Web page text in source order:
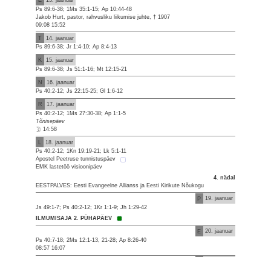
Ps 89:6-38; 1Ms 35:1-15; Ap 10:44-48
Jakob Hurt, pastor, rahvusliku liikumise juhte, † 1907
09:08 15:52
T
14. jaanuar
Ps 89:6-38; Jr 1:4-10; Ap 8:4-13
K
15. jaanuar
Ps 89:6-38; Js 51:1-16; Mt 12:15-21
N
16. jaanuar
Ps 40:2-12; Js 22:15-25; Gl 1:6-12
R
17. jaanuar
Ps 40:2-12; 1Ms 27:30-38; Ap 1:1-5
Tõnisepäev
14:58
L
18. jaanuar
Ps 40:2-12; 1Kn 19:19-21; Lk 5:1-11
Apostel Peetruse tunnistuspäev
EMK lastetöö visioonipäev
4. nädal
EESTPALVES: Eesti Evangeelne Allianss ja Eesti Kirikute Nõukogu
P
19. jaanuar
Js 49:1-7; Ps 40:2-12; 1Kr 1:1-9; Jh 1:29-42
ILMUMISAJA 2. PÜHAPÄEV
E
20. jaanuar
Ps 40:7-18; 2Ms 12:1-13, 21-28; Ap 8:26-40
08:57 16:07